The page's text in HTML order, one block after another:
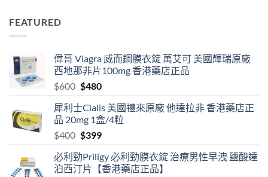
FEATURED
偉哥 Viagra 威而鋼膜衣錠 萬艾可 美國輝瑞原廠
西地那非片100mg 香港藥店正品
$600 Original
was:
$600.
$480Current
is:
$480.
犀利士Cialis 美國禮來原廠 他達拉非 香港藥店正
品 20mg 1盒/4粒
$400 Original
was:
$400.
$399Current
is:
$399.
必利勁Priligy 必利勁膜衣錠 治療男性早洩 鹽酸達
泊西汀片【香港藥店正品】